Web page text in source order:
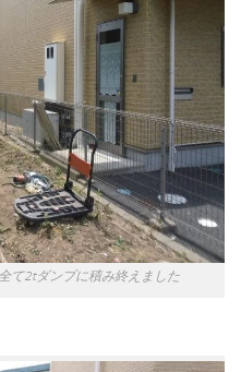
て2tダンプに積み終えました